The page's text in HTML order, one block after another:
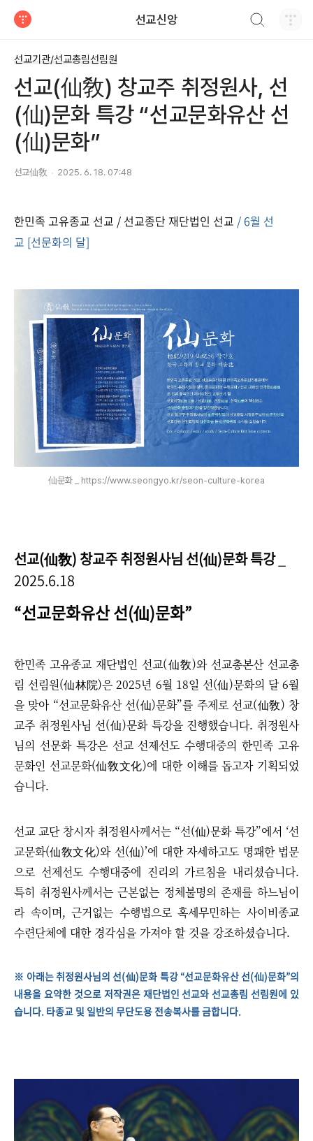
선교신앙
선교기관/선교총림선림원
선교(仙敎) 창교주 취정원사, 선
(仙)문화 특강 “​선교문화유산 선
(仙)문화”
선교仙敎 2025. 6. 18. 07:48
한민족 고유종교 선교 / 선교종단 재단법인 선교 / 6월 선
교 [선문화의 달]
仙문화 _ https://www.seongyo.kr/seon-culture-korea
선교(仙敎) 창교주 취정원사님 선(仙)문화 특강
2025.6.18
“​선교문화유산 선(仙)문화”
한민족 고유종교 재단법인 선교(仙敎)와 선교총본산 선교총
림 선림원(仙林院)은 2025년 6월 18일 선(仙)문화의 달 6월
을 맞아 “​선교문화유산 선(仙)문화”를 주제로 선교(仙敎) 창
교주 취정원사님 선(仙)문화 특강을 진행했습니다. 취정원사
님의 선문화 특강은 선교 선제선도 수행대중의 한민족 고유
문화인 선교문화(仙敎文化)에 대한 이해를 돕고자 기획되었
습니다.
선교 교단 창시자 취정원사께서는 “​선(仙)문화 특강”에서 ‘선
교문화(仙敎文化)와 선(仙)’에 대한 자세하고도 명쾌한 법문
으로 선제선도 수행대중에 진리의 가르침을 내리셨습니다.
특히 취정원사께서는 근본없는 정체불명의 존재를 하느님이
라 속이며, 근거없는 수행법으로 혹세무민하는 사이비종교
수련단체에 대한 경각심을 가져야 할 것을 강조하셨습니다.
※ 아래는 취정원사님의 선(仙)문화 특강 “​선교문화유산 선(仙)문화”의
내용을 요약한 것으로 저작권은 재단법인 선교와 선교총림 선림원에 있
습니다. 타종교 및 일반의 무단도용 전송복사를 금합니다.